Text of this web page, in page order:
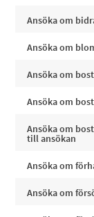
Ansöka om
Ansöka om
Ansöka om
Ansöka om
Ansöka om
till ansökan
Ansöka om
Ansöka om